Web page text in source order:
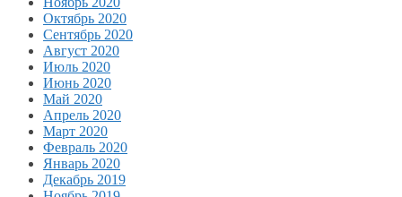
Октябрь 2020
Сентябрь 2020
Август 2020
Июль 2020
Июнь 2020
Май 2020
Апрель 2020
Март 2020
Февраль 2020
Январь 2020
Декабрь 2019